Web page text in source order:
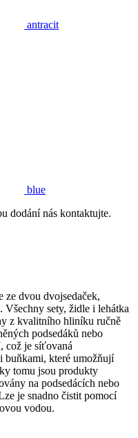
antracit
blue
dodání nás kontaktujte.
ze dvou dvojsedaček,
Všechny sety, židle i lehátka
z kvalitního hliníku ručně
podsedáků nebo
což je síťovaná
buňkami, které umožňují
tomu jsou produkty
na podsedácích nebo
je snadno čistit pomocí
vodou.